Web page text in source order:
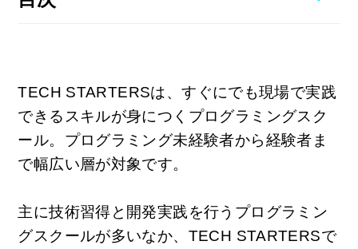
TECH STARTERSは、すぐにでも現場で実践
できるスキルが身につくプログラミングスク
ール。プログラミング未経験者から経験者ま
で幅広い層が対象です。
主に技術習得と開発実践を行うプログラミン
グスクールが多いなか、TECH STARTERSで